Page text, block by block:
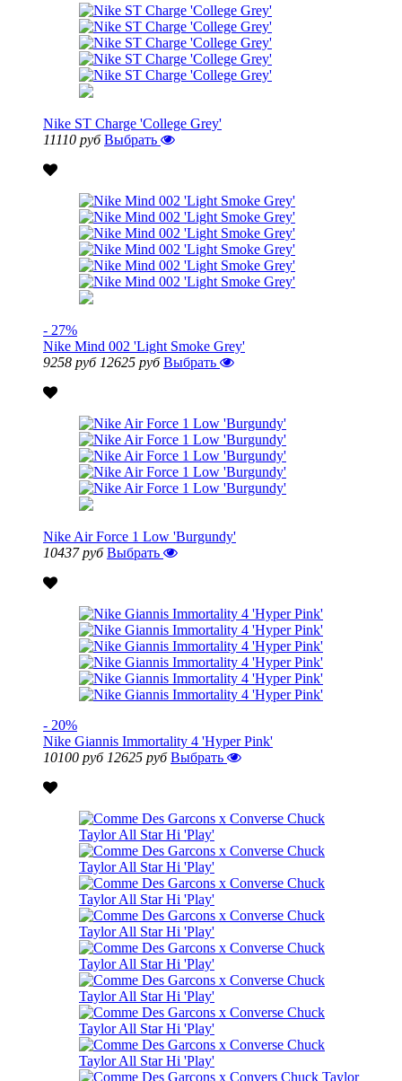
Nike ST Charge 'College Grey'
11110 руб Выбрать
- 27%
Nike Mind 002 'Light Smoke Grey'
9258 руб 12625 руб Выбрать
Nike Air Force 1 Low 'Burgundy'
10437 руб Выбрать
- 20%
Nike Giannis Immortality 4 'Hyper Pink'
10100 руб 12625 руб Выбрать